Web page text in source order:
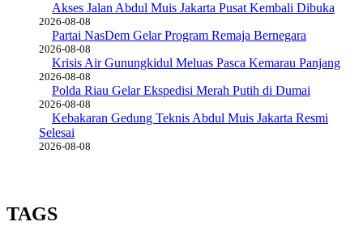
Akses Jalan Abdul Muis Jakarta Pusat Kembali Dibuka
2026-08-08
Partai NasDem Gelar Program Remaja Bernegara
2026-08-08
Krisis Air Gunungkidul Meluas Pasca Kemarau Panjang
2026-08-08
Polda Riau Gelar Ekspedisi Merah Putih di Dumai
2026-08-08
Kebakaran Gedung Teknis Abdul Muis Jakarta Resmi
Selesai
2026-08-08
TAGS